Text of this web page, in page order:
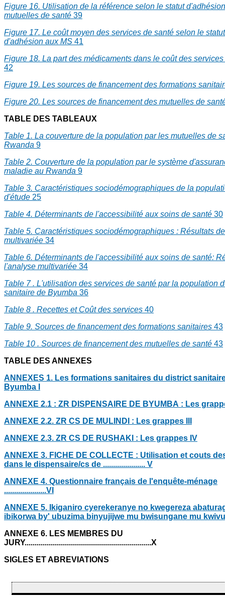
Figure 16. Utilisation de la référence selon le statut
mutuelles de santé 39
Figure 17. Le coût moyen des services de santé selon le statut
d'adhésion aux MS 41
Figure 18. La part des médicaments dans le coût des
42
Figure 19. Les sources de financement des formations
Figure 20. Les sources de financement des mutuelles de
TABLE DES TABLEAUX
Table 1. La couverture de la population par les mutuelles de
Rwanda 9
Table 2. Couverture de la population par le système
maladie au Rwanda 9
Table 3. Caractéristiques sociodémographiques de la
d'étude 25
Table 4. Déterminants de l'accessibilité aux soins de santé 30
Table 5. Caractéristiques sociodémographiques : Résultats
multivariée 34
Table 6. Déterminants de l'accessibilité aux soins de santé:
l'analyse multivariée 34
Table 7 . L'utilisation des services de santé par la population
sanitaire de Byumba 36
Table 8 . Recettes et Coût des services 40
Table 9. Sources de financement des formations sanitaires 43
Table 10 . Sources de financement des mutuelles de santé 43
TABLE DES ANNEXES
ANNEXES 1. Les formations sanitaires du district
Byumba
ANNEXE 2.1 : ZR DISPENSAIRE DE BYUMBA : Les
ANNEXE 2.2. ZR CS DE MULINDI : Les grappes
ANNEXE 2.3. ZR CS DE RUSHAKI : Les grappes IV
ANNEXE 3. FICHE DE COLLECTE : Utilisation et couts
dans le dispensaire/cs de ..................... V
ANNEXE 4. Questionnaire français de l'enquête-ménage
.....................VI
ANNEXE 5. Ikiganiro cyerekeranye no kwegereza
ibikorwa by' ubuzima binyujijwe mu bwisungane mu
ANNEXE 6. LES MEMBRES DU
JURY...............................................................X
SIGLES ET ABREVIATIONS